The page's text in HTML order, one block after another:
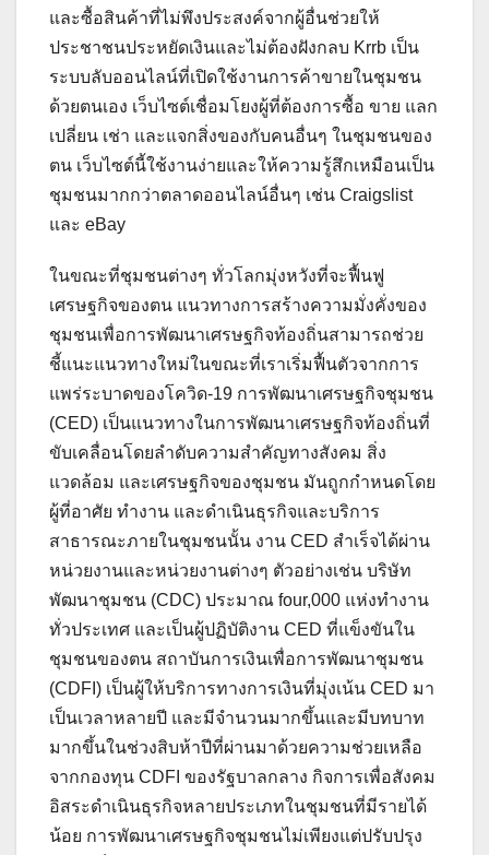
และซื้อสินค้าที่ไม่พึงประสงค์จากผู้อื่นช่วยให้
ประชาชนประหยัดเงินและไม่ต้องฝังกลบ Krrb เป็น
ระบบลับออนไลน์ที่เปิดใช้งานการค้าขายในชุมชน
ด้วยตนเอง เว็บไซต์เชื่อมโยงผู้ที่ต้องการซื้อ ขาย แลก
เปลี่ยน เช่า และแจกสิ่งของกับคนอื่นๆ ในชุมชนของ
ตน เว็บไซต์นี้ใช้งานง่ายและให้ความรู้สึกเหมือนเป็น
ชุมชนมากกว่าตลาดออนไลน์อื่นๆ เช่น Craigslist
และ eBay
ในขณะที่ชุมชนต่างๆ ทั่วโลกมุ่งหวังที่จะฟื้นฟู
เศรษฐกิจของตน แนวทางการสร้างความมั่งคั่งของ
ชุมชนเพื่อการพัฒนาเศรษฐกิจท้องถิ่นสามารถช่วย
ชี้แนะแนวทางใหม่ในขณะที่เราเริ่มฟื้นตัวจากการ
แพร่ระบาดของโควิด-19 การพัฒนาเศรษฐกิจชุมชน
(CED) เป็นแนวทางในการพัฒนาเศรษฐกิจท้องถิ่นที่
ขับเคลื่อนโดยลำดับความสำคัญทางสังคม สิ่ง
แวดล้อม และเศรษฐกิจของชุมชน มันถูกกำหนดโดย
ผู้ที่อาศัย ทำงาน และดำเนินธุรกิจและบริการ
สาธารณะภายในชุมชนนั้น งาน CED สำเร็จได้ผ่าน
หน่วยงานและหน่วยงานต่างๆ ตัวอย่างเช่น บริษัท
พัฒนาชุมชน (CDC) ประมาณ four,000 แห่งทำงาน
ทั่วประเทศ และเป็นผู้ปฏิบัติงาน CED ที่แข็งขันใน
ชุมชนของตน สถาบันการเงินเพื่อการพัฒนาชุมชน
(CDFI) เป็นผู้ให้บริการทางการเงินที่มุ่งเน้น CED มา
เป็นเวลาหลายปี และมีจำนวนมากขึ้นและมีบทบาท
มากขึ้นในช่วงสิบห้าปีที่ผ่านมาด้วยความช่วยเหลือ
จากกองทุน CDFI ของรัฐบาลกลาง กิจการเพื่อสังคม
อิสระดำเนินธุรกิจหลายประเภทในชุมชนที่มีรายได้
น้อย การพัฒนาเศรษฐกิจชุมชนไม่เพียงแต่ปรับปรุง